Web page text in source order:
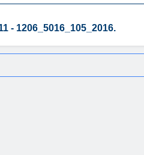
- 1206_5016_105_2016.